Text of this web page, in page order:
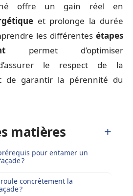
offre un gain réel en
et prolonge la durée
les différentes étapes
permet d’optimiser
d’assurer le respect de la
de garantir la pérennité du
matières
pour entamer un
?
concrètement la
?